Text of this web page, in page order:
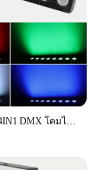
8 LED RGBW 4IN1 DMX โคมไฟติดผนัง DJ ดิสโก้ปาร์ตี้ไฟพาร์เวทีเอฟเฟกต์สำหรับเต้นรำบาร์งานแต่งงานวันหยุดคริสต์มาสตกแต่งฮาโลวีน